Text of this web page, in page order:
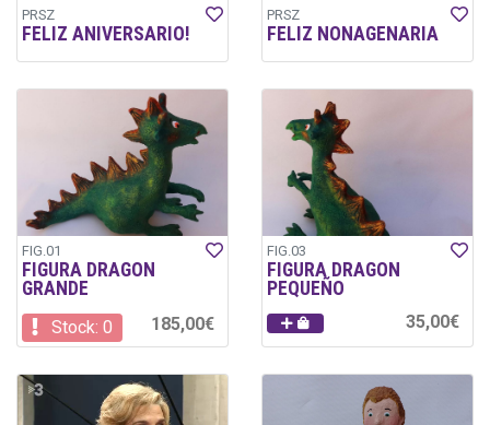
PRSZ
FELIZ ANIVERSARIO!
PRSZ
FELIZ NONAGENARIA
FIG.01
FIGURA DRAGON
GRANDE
Stock: 0 185,00€
FIG.03
FIGURA DRAGON
PEQUEÑO
35,00€